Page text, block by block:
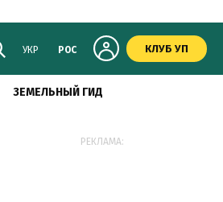
УКР РОС КЛУБ УП
ЗЕМЕЛЬНЫЙ ГИД
РЕКЛАМА: